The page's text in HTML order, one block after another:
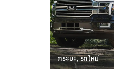
กระบะ, รถใหม่